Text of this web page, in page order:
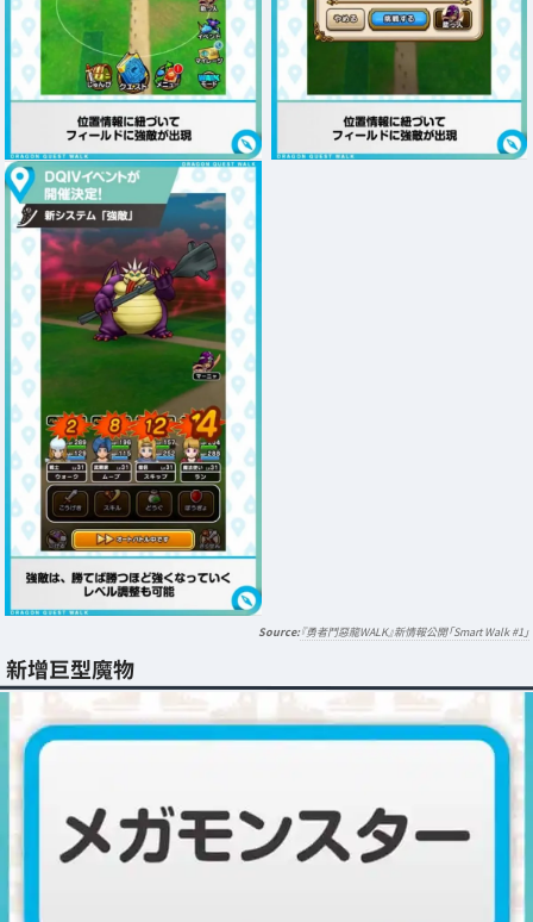
『勇者鬥惡龍WALK』新情報公開「Smart Walk #1」
新增巨型魔物